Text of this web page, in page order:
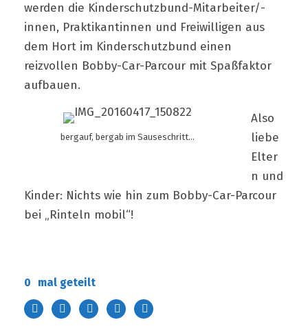
werden die Kinderschutzbund-Mitarbeiter/-
innen, Praktikantinnen und Freiwilligen aus
dem Hort im Kinderschutzbund einen
reizvollen Bobby-Car-Parcour mit Spaßfaktor
aufbauen.
bergauf, bergab im Sauseschritt…
Also
liebe
Elter
n und
Kinder: Nichts wie hin zum Bobby-Car-Parcour
bei „Rinteln mobil“!
0 mal geteilt